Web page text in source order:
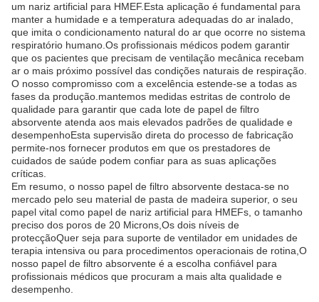
um nariz artificial para HMEF.Esta aplicação é fundamental para
manter a humidade e a temperatura adequadas do ar inalado,
que imita o condicionamento natural do ar que ocorre no sistema
respiratório humano.Os profissionais médicos podem garantir
que os pacientes que precisam de ventilação mecânica recebam
ar o mais próximo possível das condições naturais de respiração.
O nosso compromisso com a excelência estende-se a todas as
fases da produção.mantemos medidas estritas de controlo de
qualidade para garantir que cada lote de papel de filtro
absorvente atenda aos mais elevados padrões de qualidade e
desempenhoEsta supervisão direta do processo de fabricação
permite-nos fornecer produtos em que os prestadores de
cuidados de saúde podem confiar para as suas aplicações
críticas.
Em resumo, o nosso papel de filtro absorvente destaca-se no
mercado pelo seu material de pasta de madeira superior, o seu
papel vital como papel de nariz artificial para HMEFs, o tamanho
preciso dos poros de 20 Microns,Os dois níveis de
protecçãoQuer seja para suporte de ventilador em unidades de
terapia intensiva ou para procedimentos operacionais de rotina,O
nosso papel de filtro absorvente é a escolha confiável para
profissionais médicos que procuram a mais alta qualidade e
desempenho.